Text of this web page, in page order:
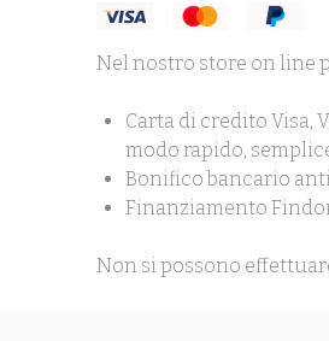
Nel nostro store on line
Carta di credito Visa,
modo rapido,
Bonifico bancario
Finanziamento
Non si possono